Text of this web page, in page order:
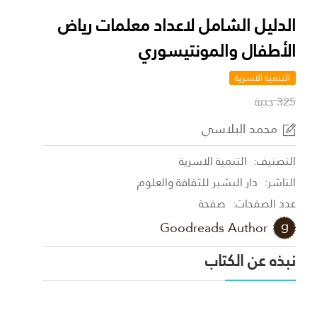
الدليل الشامل لاعداد معلمات رياض
الأطفال والمونتيسوري
التنمية الاسرية
325 جنية
محمد البلاسي
التصنيف: التنمية الاسرية
الناشر: دار البشير للثقافة والعلوم
عدد الصفحات: صفحة
Goodreads Author
نبذه عن الكتاب